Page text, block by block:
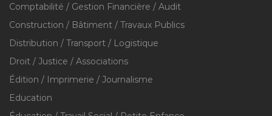
Comptabilité / Gestion Financière / Audit
Construction / Bâtiment / Travaux Publics
Distribution / Transport / Logistique
Droit / Justice / Associations
Édition / Imprimerie / Journalisme
Education